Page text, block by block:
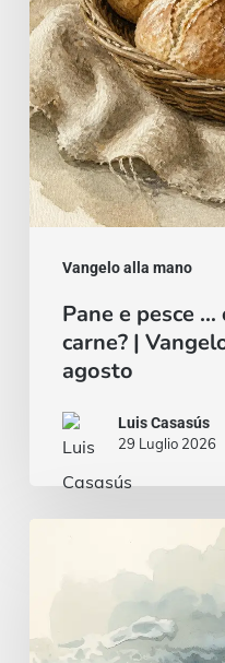
Vangelo alla mano
stufato
di
carne?
|
Vangelo
del
giorno,
agostoPane e pesce
carne? |
agosto
Luis Casasús
29 Luglio 2026